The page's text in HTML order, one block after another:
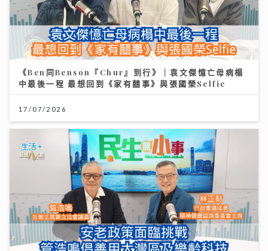
《Ben同Benson『Chur』到行》｜袁文傑憶亡母病榻
中最後一程 最想回到《家有囍事》與張國榮Selfie
17/07/2026